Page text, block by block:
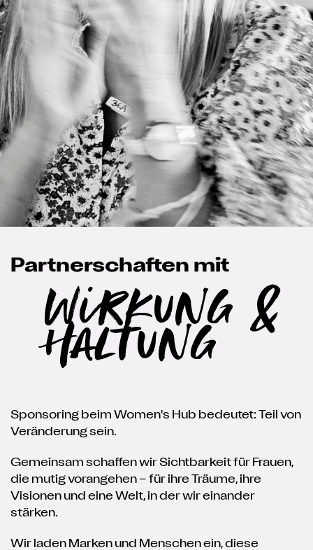
Partnerschaften mit
Wirkung &
Haltung
Sponsoring beim Women's Hub bedeutet: Teil von
Veränderung sein.
Gemeinsam schaffen wir Sichtbarkeit für Frauen,
die mutig vorangehen – für ihre Träume, ihre
Visionen und eine Welt, in der wir einander
stärken.
Wir laden Marken und Menschen ein, diese